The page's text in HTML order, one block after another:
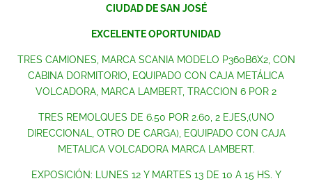
CIUDAD DE SAN JOSÉ
EXCELENTE OPORTUNIDAD
TRES CAMIONES, MARCA SCANIA MODELO P360B6X2, CON
CABINA DORMITORIO, EQUIPADO CON CAJA METÁLICA
VOLCADORA, MARCA LAMBERT, TRACCION 6 POR 2
TRES REMOLQUES DE 6.50 POR 2.60, 2 EJES,(UNO
DIRECCIONAL, OTRO DE CARGA), EQUIPADO CON CAJA
METALICA VOLCADORA MARCA LAMBERT.
EXPOSICIÓN: LUNES 12 Y MARTES 13 DE 10 A 15 HS. Y